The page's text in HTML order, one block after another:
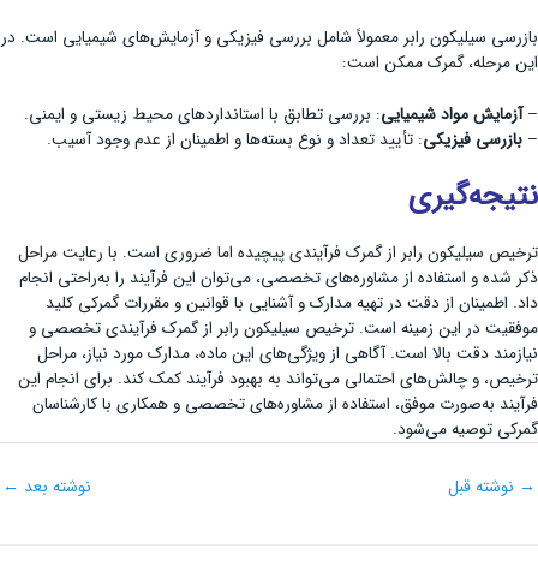
بازرسی سیلیکون رابر معمولاً شامل بررسی فیزیکی و آزمایش‌های شیمیایی است. در
این مرحله، گمرک ممکن است:
–آزمایش مواد شیمیایی: بررسی تطابق با استانداردهای محیط زیستی و ایمنی.
– بازرسی فیزیکی: تأیید تعداد و نوع بسته‌ها و اطمینان از عدم وجود آسیب.
نتیجه‌گیری
ترخیص سیلیکون رابر از گمرک فرآیندی پیچیده اما ضروری است. با رعایت مراحل
ذکر شده و استفاده از مشاوره‌های تخصصی، می‌توان این فرآیند را به‌راحتی انجام
داد. اطمینان از دقت در تهیه مدارک و آشنایی با قوانین و مقررات گمرکی کلید
موفقیت در این زمینه است. ترخیص سیلیکون رابر از گمرک فرآیندی تخصصی و
نیازمند دقت بالا است. آگاهی از ویژگی‌های این ماده، مدارک مورد نیاز، مراحل
ترخیص، و چالش‌های احتمالی می‌تواند به بهبود فرآیند کمک کند. برای انجام این
فرآیند به‌صورت موفق، استفاده از مشاوره‌های تخصصی و همکاری با کارشناسان
گمرکی توصیه می‌شود.
→ نوشته قبل نوشته بعد ←